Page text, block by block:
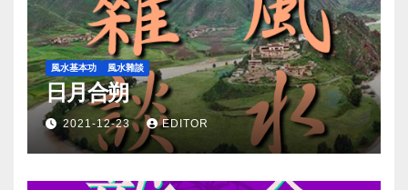
風水基本功 風水雜談
日月合朔
2021-12-23 EDITOR